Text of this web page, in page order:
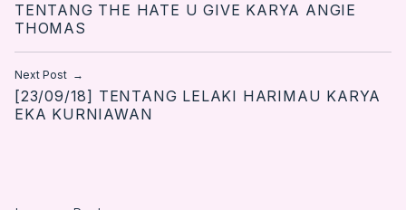
TENTANG THE HATE U GIVE KARYA ANGIE
THOMAS
Next Post
[23/09/18] TENTANG LELAKI HARIMAU KARYA
EKA KURNIAWAN